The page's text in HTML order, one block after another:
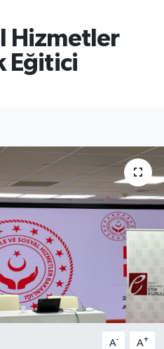
Hizmetler
Eğitici
A- A+